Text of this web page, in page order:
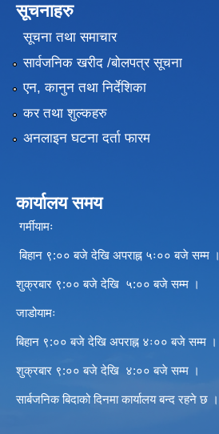
सूचनाहरु
सूचना तथा समाचार
सार्वजनिक खरीद /बोलपत्र सूचना
एन, कानुन तथा निर्देशिका
कर तथा शुल्कहरु
अनलाइन घटना दर्ता फारम
कार्यालय समय
गर्मीयामः
बिहान ९:०० बजे देखि अपराह्न ५ः०० बजे सम्म ।
शुक्रबार ९:०० बजे देखि ५:०० बजे सम्म ।
जाडोयामः
बिहान ९:०० बजे देखि अपराह्न ४ः०० बजे सम्म ।
शुक्रबार ९:०० बजे देखि ४:०० बजे सम्म ।
सार्बजनिक बिदाको दिनमा कार्यालय बन्द रहने छ ।